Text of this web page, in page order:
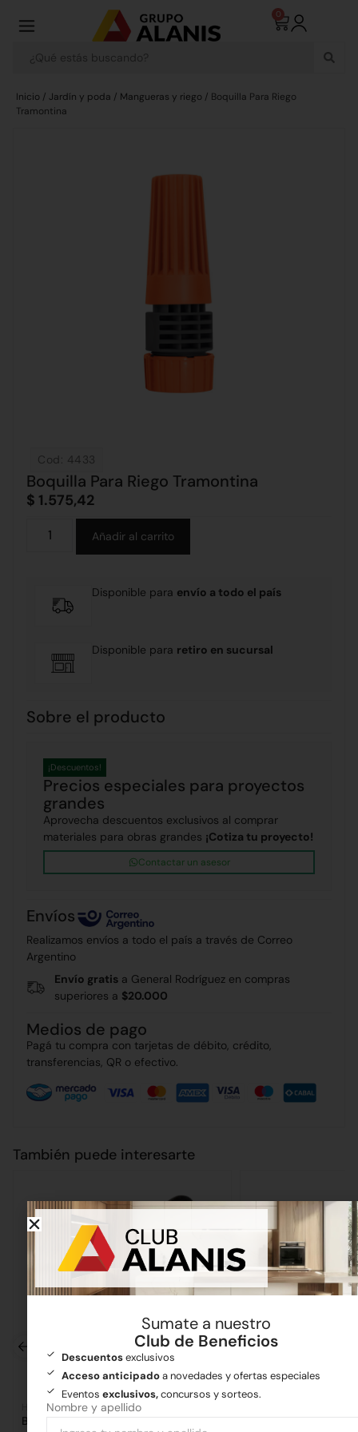
0
Inicio / Jardín y poda / Mangueras y riego / Boquilla Para Riego
Tramontina
Cod: 4433
Boquilla Para Riego Tramontina
$ 1.575,42
Añadir al carrito
Disponible para envío a todo el país
Disponible para retiro en sucursal
Sobre el producto
Precios especiales para proyectos
grandes
¡Descuentos!
Aprovecha descuentos exclusivos al comprar
materiales para obras grandes ¡Cotiza tu proyecto!
Contactar un asesor
Envíos
Realizamos envíos a todo el país a través de Correo
Argentino
Envío gratis a General Rodríguez en compras
superiores a $20.000
Medios de pago
Pagá tu compra con tarjetas de débito, crédito,
transferencias, QR o efectivo.
También puede interesarte
Herramientas de jardín
Bordeadora P35 Semiprofesional 400W
Sumate a nuestro
Club de Beneficios
Descuentosexclusivos
Acceso anticipadoa novedades y ofertas especiales
Eventos exclusivos,concursos y sorteos.
Nombre y apellido